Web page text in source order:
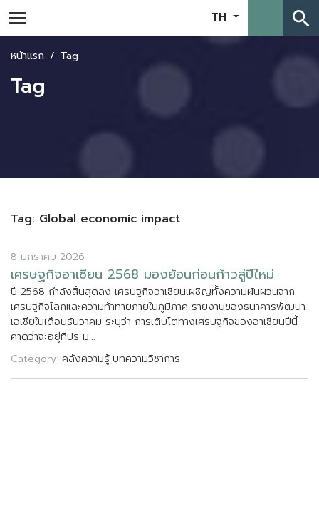
TH search
หน้าแรก Tag
Tag
Tag: Global economic impact
8 มกราคม 2026
เศรษฐกจอาเซยน 2568 มองยอนกอนกาวสปใหม
ป 2568 กลงสนสดลง เศรษฐกจอาเซยนเผชญทงความผนผวนจาก
เศรษฐกจโลกและความทาทายภายในภมภาค รายงานของธนาคารพฒนา
เอเชยในเดอนธนวาคม ระบวา การเตบโตทางเศรษฐกจของอาเซยนปน
คาดวาจะอยทประม...
Category: คลังความรู้บทความวิชาการ